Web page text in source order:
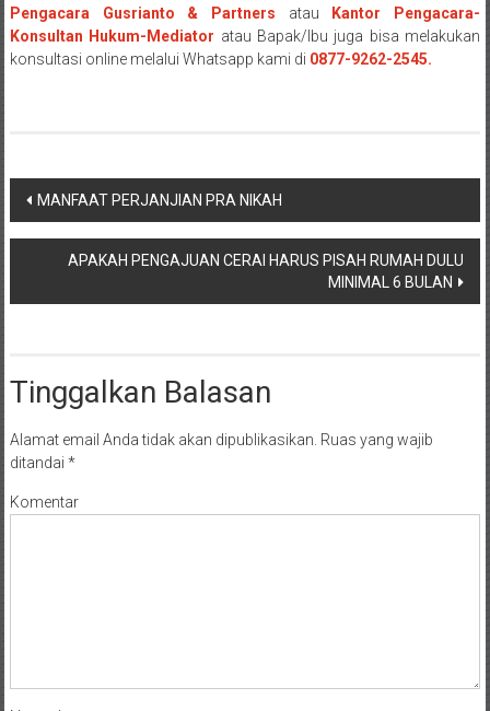
Riau/
Pekanbaru/
Bangkinang/
Sulawesi,
NTT/
Kalimantan
Timur/
Kalimantan
Selatan/
Samarinda/Jawa
jawa
Pengacara Gusrianto & Partners atau
Kantor Pengacara-
Konsultan Hukum-Mediator atau Bapak/Ibu juga bisa melakukan
konsultasi online melalui Whatsapp kami di 0877-9262-2545.
Navigasi
pos
MANFAAT PERJANJIAN PRA NIKAH
APAKAH PENGAJUAN CERAI HARUS PISAH RUMAH DULU
MINIMAL 6 BULAN
Tinggalkan Balasan
Alamat email Anda tidak akan dipublikasikan. Ruas yang wajib
ditandai *
Komentar